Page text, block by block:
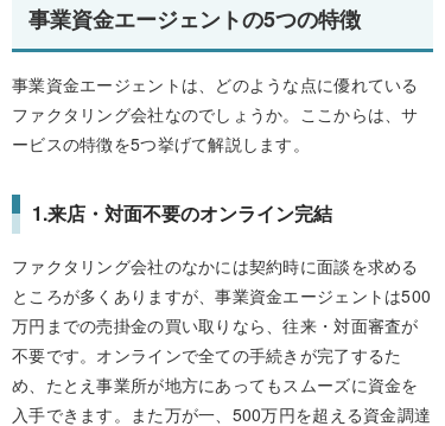
事業資金エージェントの5つの特徴
事業資金エージェントは、どのような点に優れている
ファクタリング会社なのでしょうか。ここからは、サ
ービスの特徴を5つ挙げて解説します。
1.来店・対面不要のオンライン完結
ファクタリング会社のなかには契約時に面談を求める
ところが多くありますが、事業資金エージェントは500
万円までの売掛金の買い取りなら、往来・対面審査が
不要です。オンラインで全ての手続きが完了するた
め、たとえ事業所が地方にあってもスムーズに資金を
入手できます。また万が一、500万円を超える資金調達